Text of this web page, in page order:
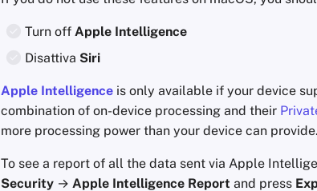
Turn off Apple Intelligence
Disattiva Siri
Apple Intelligence is only available if your device
combination of on-device processing and their
more processing power than your device can provide.
To see a report of all the data sent via Apple
Security → Apple Intelligence Report and press